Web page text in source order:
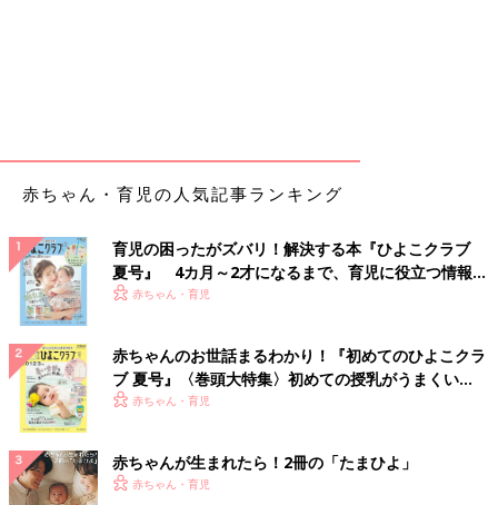
しい！カラフルなヘアゴム＆ヘアクリップ
赤ちゃん・育児の人気記事ランキング
育児の困ったがズバリ！解決する本『ひよこクラブ
夏号』 4カ月～2才になるまで、育児に役立つ情報が
いっぱい！
赤ちゃん・育児
赤ちゃんのお世話まるわかり！『初めてのひよこクラ
ブ 夏号』〈巻頭大特集〉初めての授乳がうまくい
く！ おっぱい・ミルクの基本と夏のトラブル 解決テ
赤ちゃん・育児
赤ちゃんが生まれたら！2冊の「たまひよ」
赤ちゃん・育児